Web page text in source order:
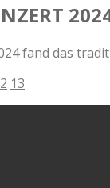
fand das
13